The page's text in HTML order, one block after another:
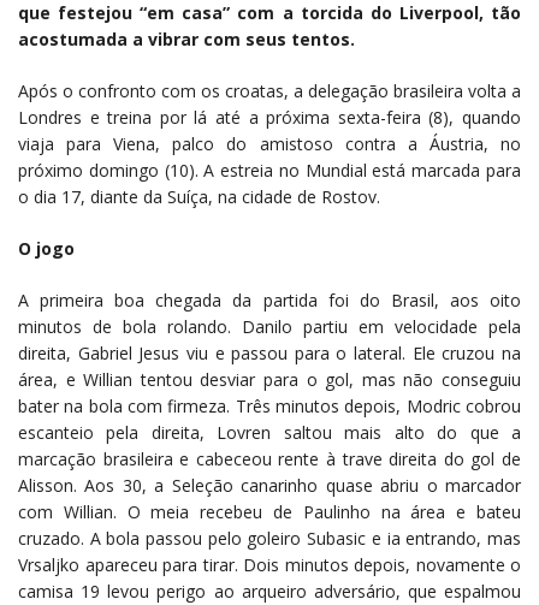
que festejou “em casa” com a torcida do Liverpool, tão
acostumada a vibrar com seus tentos.
Após o confronto com os croatas, a delegação brasileira volta a
Londres e treina por lá até a próxima sexta-feira (8), quando
viaja para Viena, palco do amistoso contra a Áustria, no
próximo domingo (10). A estreia no Mundial está marcada para
o dia 17, diante da Suíça, na cidade de Rostov.
O jogo
A primeira boa chegada da partida foi do Brasil, aos oito
minutos de bola rolando. Danilo partiu em velocidade pela
direita, Gabriel Jesus viu e passou para o lateral. Ele cruzou na
área, e Willian tentou desviar para o gol, mas não conseguiu
bater na bola com firmeza. Três minutos depois, Modric cobrou
escanteio pela direita, Lovren saltou mais alto do que a
marcação brasileira e cabeceou rente à trave direita do gol de
Alisson. Aos 30, a Seleção canarinho quase abriu o marcador
com Willian. O meia recebeu de Paulinho na área e bateu
cruzado. A bola passou pelo goleiro Subasic e ia entrando, mas
Vrsaljko apareceu para tirar. Dois minutos depois, novamente o
camisa 19 levou perigo ao arqueiro adversário, que espalmou